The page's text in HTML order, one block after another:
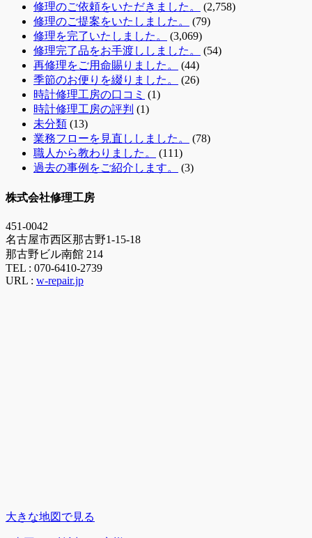
修理のご依頼をいただきました。
(2,758)
修理のご提案をいたしました。
(79)
修理を完了いたしました。
(3,069)
修理完了品をお手渡ししました。
(54)
再修理をご用命賜りました。
(44)
季節のお便りを綴りました。
(26)
時計修理工房の口コミ (1)
時計修理工房の評判 (1)
未分類 (13)
業務フローを見直ししました。
(78)
職人から教わりました。
(111)
過去の事例をご紹介します。
(3)
株式会社修理工房
451-0042
名古屋市西区那古野1-15-18
那古野ビル南館 214
TEL : 070-6410-2739
URL : w-repair.jp
大きな地図で見る